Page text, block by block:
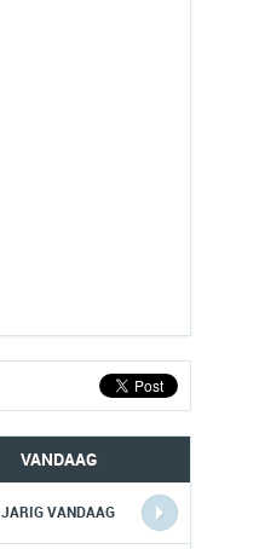
VANDAAG
JARIG VANDAAG